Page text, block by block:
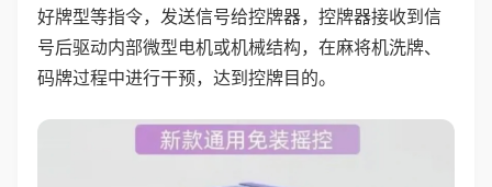
好牌型等指令，发送信号给控牌器，控牌器接收到信
号后驱动内部微型电机或机械结构，在麻将机洗牌、
码牌过程中进行干预，达到控牌目的。